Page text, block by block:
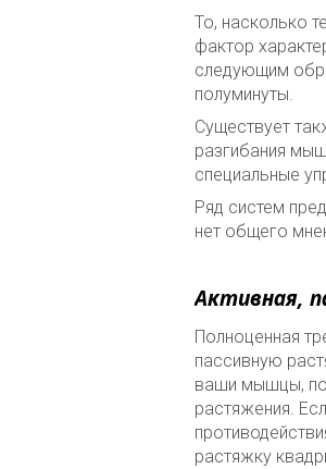
То, насколько
фактор
следующим
полуминуты.
Существует
разгибания
специальные
Ряд систем
нет общего
Активная,
Полноценная
пассивную
ваши мышцы,
растяжения.
растяжку